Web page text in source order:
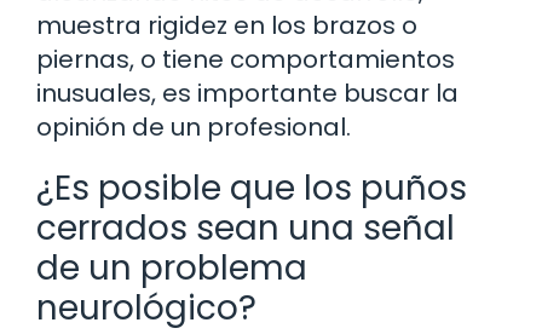
muestra rigidez en los brazos o
piernas, o tiene comportamientos
inusuales, es importante buscar la
opinión de un profesional.
¿Es posible que los puños
cerrados sean una señal
de un problema
neurológico?